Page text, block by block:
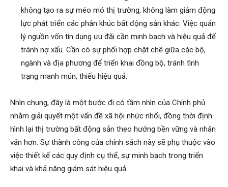
không tạo ra sự méo mó thị trường, không làm giảm động
lực phát triển các phân khúc bất động sản khác. Việc quản
lý nguồn vốn tín dụng ưu đãi cần minh bạch và hiệu quả để
tránh nợ xấu. Cần có sự phối hợp chặt chẽ giữa các bộ,
ngành và địa phương để triển khai đồng bộ, tránh tình
trạng manh mún, thiếu hiệu quả.
Nhìn chung, đây là một bước đi có tầm nhìn của Chính phủ
nhằm giải quyết một vấn đề xã hội nhức nhối, đồng thời định
hình lại thị trường bất động sản theo hướng bền vững và nhân
văn hơn. Sự thành công của chính sách này sẽ phụ thuộc vào
việc thiết kế các quy định cụ thể, sự minh bạch trong triển
khai và khả năng giám sát hiệu quả.